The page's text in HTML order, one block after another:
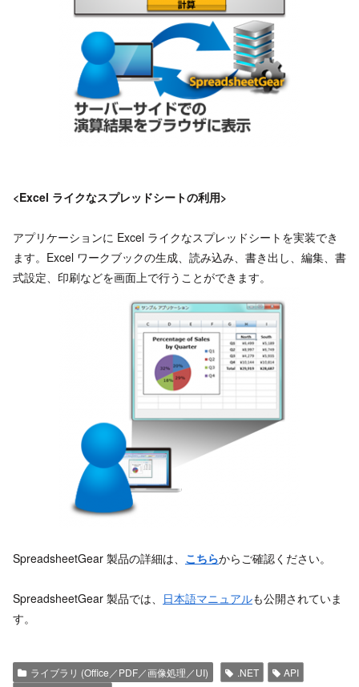
<Excel ライクなスプレッドシートの利用>
アプリケーションに Excel ライクなスプレッドシートを実装でき
ます。Excel ワークブックの生成、読み込み、書き出し、編集、書
式設定、印刷などを画面上で行うことができます。
SpreadsheetGear 製品の詳細は、 こちらからご確認ください。
SpreadsheetGear 製品では、 日本語マニュアルも公開されていま
す。
ライブラリ (Office／PDF／画像処理／UI) .NET
API